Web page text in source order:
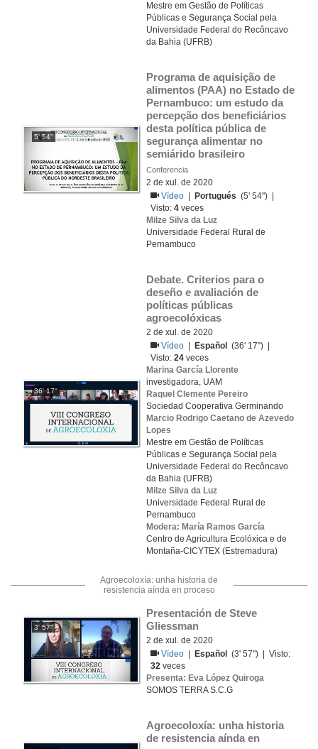
Mestre em Gestão de Políticas
Públicas e Segurança Social pela
Universidade Federal do Recôncavo
da Bahia (UFRB)
5' 54''
Programa de aquisição de
alimentos (PAA) no Estado de
Pernambuco: um estudo da
percepção dos beneficiários
desta política pública de
segurança alimentar no
semiárido brasileiro
Conferencia
2 de xul. de 2020
Vídeo
Portugués (5' 54'') |
Visto:4 veces
Milze Silva da Luz
Universidade Federal Rural de
Pernambuco
36' 17''
Debate. Criterios para o
deseño e avaliación de
políticas públicas
agroecolóxicas
2 de xul. de 2020
Vídeo
Español
(36' 17'') |
Visto:24 veces
Marina García Llorente
investigadora, UAM
Raquel Clemente Pereiro
Sociedad Cooperativa Germinando
Marcio Rodrigo Caetano de Azevedo
Lopes
Mestre em Gestão de Políticas
Públicas e Segurança Social pela
Universidade Federal do Recôncavo
da Bahia (UFRB)
Milze Silva da Luz
Universidade Federal Rural de
Pernambuco
Modera: María Ramos García
Centro de Agricultura Ecolóxica e de
Montaña-CICYTEX (Estremadura)
Agroecoloxía: unha historia de
resistencia aínda en proceso
3' 57''
Presentación de Steve
Gliessman
2 de xul. de 2020
Vídeo
Español
(3' 57'') | Visto:
32 veces
Presenta: Eva López Quiroga
SOMOS TERRA S.C.G
Agroecoloxía: unha historia
de resistencia aínda en